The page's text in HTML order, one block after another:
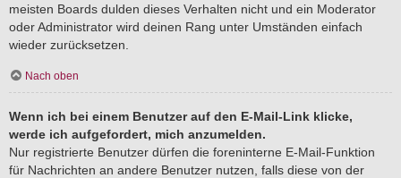
meisten Boards dulden dieses Verhalten nicht und ein Moderator
oder Administrator wird deinen Rang unter Umständen einfach
wieder zurücksetzen.
Nach oben
Wenn ich bei einem Benutzer auf den E-Mail-Link klicke,
werde ich aufgefordert, mich anzumelden.
Nur registrierte Benutzer dürfen die foreninterne E-Mail-Funktion
für Nachrichten an andere Benutzer nutzen, falls diese von der